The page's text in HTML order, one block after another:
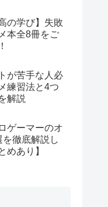
の学び】失敗
本全8冊をご
が苦手な人必
練習法と4つ
解説
ゲーマーのオ
を徹底解説し
めあり】